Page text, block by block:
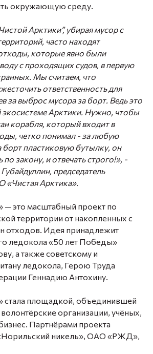
окружающую среду.
Арктики”, убирая мусор с
часто находят
которые явно были
с проходящих судов, в первую
Мы считаем, что
ответственность для
за выброс мусора за борт. Ведь это
экосистеме Арктики. Нужно, чтобы
корабля, который входит в
четко понимал - за любую
пластиковую бутылку, он
по закону, и отвечать строго!», -
председатель
«Чистая Арктика».
— это масштабный проект по
территории от накопленных с
отходов. Идея принадлежит
ледокола «50 лет Победы»
а также советскому и
ледокола, Герою Труда
Геннадию Антохину.
стала площадкой, объединившей
организации, учёных,
Партнёрами проекта
никель», ОАО «РЖД»,